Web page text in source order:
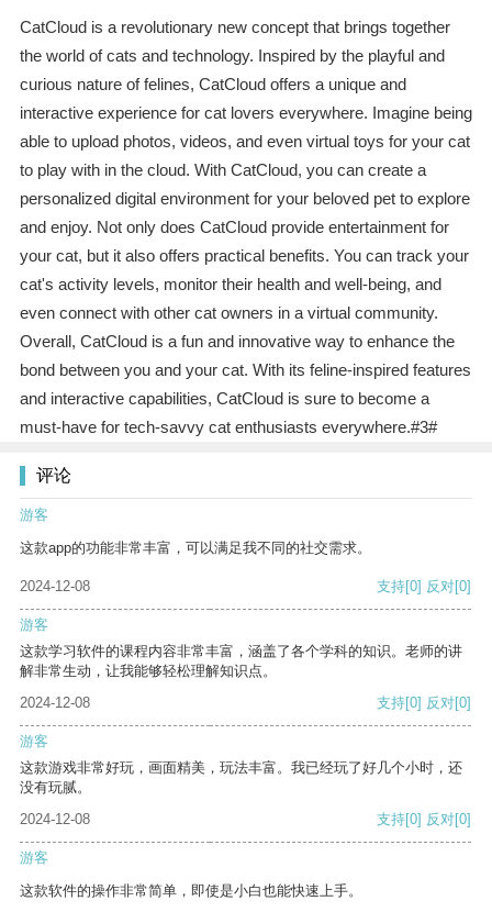
CatCloud is a revolutionary new concept that brings together
the world of cats and technology. Inspired by the playful and
curious nature of felines, CatCloud offers a unique and
interactive experience for cat lovers everywhere. Imagine being
able to upload photos, videos, and even virtual toys for your cat
to play with in the cloud. With CatCloud, you can create a
personalized digital environment for your beloved pet to explore
and enjoy. Not only does CatCloud provide entertainment for
your cat, but it also offers practical benefits. You can track your
cat's activity levels, monitor their health and well-being, and
even connect with other cat owners in a virtual community.
Overall, CatCloud is a fun and innovative way to enhance the
bond between you and your cat. With its feline-inspired features
and interactive capabilities, CatCloud is sure to become a
must-have for tech-savvy cat enthusiasts everywhere.#3#
评论
游客
这款app的功能非常丰富，可以满足我不同的社交需求。
2024-12-08 支持[0] 反对[0]
游客
这款学习软件的课程内容非常丰富，涵盖了各个学科的知识。老师的讲
解非常生动，让我能够轻松理解知识点。
2024-12-08
支持[0] 反对[0]
游客
这款游戏非常好玩，画面精美，玩法丰富。我已经玩了好几个小时，还
没有玩腻。
2024-12-08
支持[0] 反对[0]
游客
这款软件的操作非常简单，即使是小白也能快速上手。